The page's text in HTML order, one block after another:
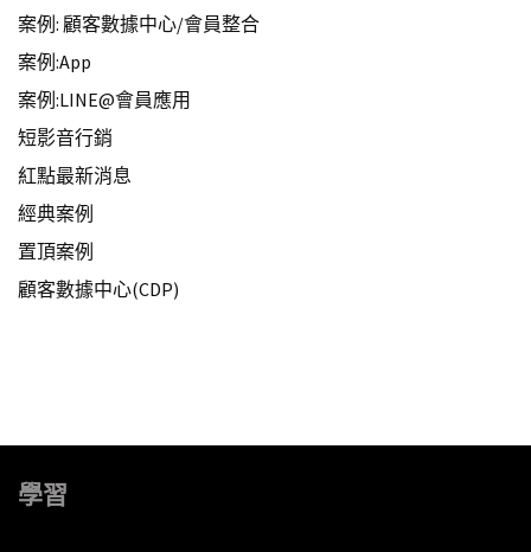
案例: 顧客數據中心/會員整合
案例:App
案例:LINE@會員應用
短影音行銷
紅點最新消息
經典案例
置頂案例
顧客數據中心(CDP)
學習